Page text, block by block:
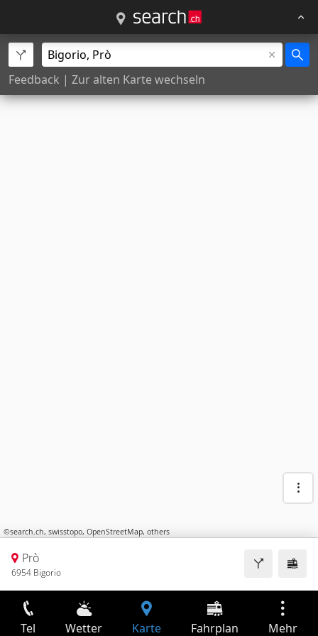
Feedback | Zur alten Karte wechseln
©search.ch, swisstopo, OpenStreetMap, others
Prò
6954 Bigorio
Tel Wetter Karte Fahrplan Mehr